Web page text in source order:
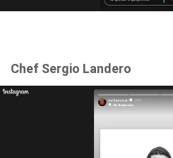
Chef Sergio Landero